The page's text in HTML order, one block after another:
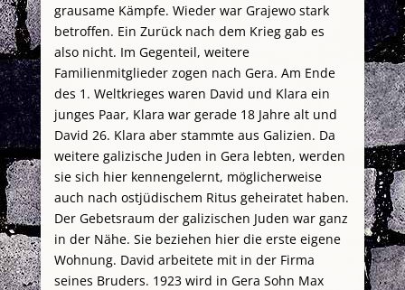
grausame Kämpfe. Wieder war Grajewo stark
betroffen. Ein Zurück nach dem Krieg gab es
also nicht. Im Gegenteil, weitere
Familienmitglieder zogen nach Gera. Am Ende
des 1. Weltkrieges waren David und Klara ein
junges Paar, Klara war gerade 18 Jahre alt und
David 26. Klara aber stammte aus Galizien. Da
weitere galizische Juden in Gera lebten, werden
sie sich hier kennengelernt, möglicherweise
auch nach ostjüdischem Ritus geheiratet haben.
Der Gebetsraum der galizischen Juden war ganz
in der Nähe. Sie beziehen hier die erste eigene
Wohnung. David arbeitete mit in der Firma
seines Bruders. 1923 wird in Gera Sohn Max